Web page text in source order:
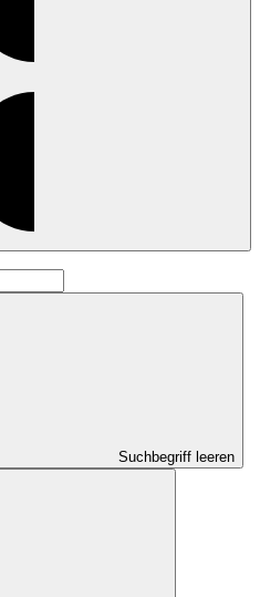
Suchbegriff leeren